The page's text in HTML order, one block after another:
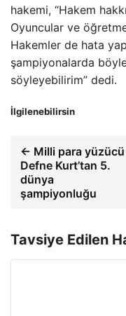
hakemi, “Hakem
Oyuncular ve
Hakemler de hata
şampiyonalarda
söyleyebilirim” dedi.
İlgilenebilirsin
← Milli para yüzücü
Defne Kurt’tan 5.
dünya
şampiyonluğu
Tavsiye Edilen